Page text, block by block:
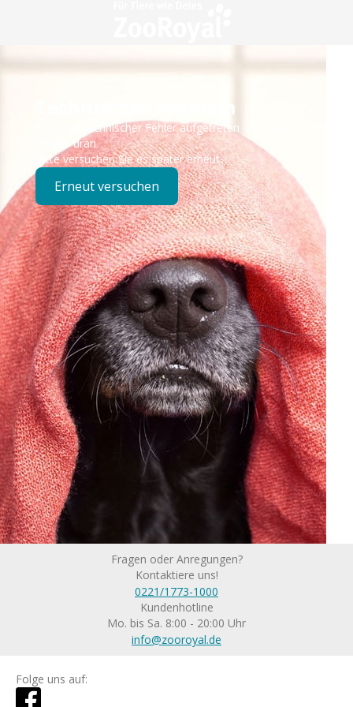
Technisches Problem
Es ist ein technischer Fehler aufgetreten – wir sind
bereits dran.
Bitte versuchen Sie es später erneut.
Erneut versuchen
Fragen oder Anregungen?
Kontaktiere uns!
0221/1773-1000
Kundenhotline
Mo. bis Sa. 8:00 - 20:00 Uhr
info@zooroyal.de
Folge uns auf: